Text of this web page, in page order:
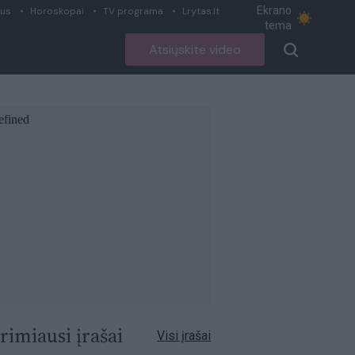
Horoskopai TV programa Lrytas.lt
Ekrano
tema
Atsiųskite video
įrašai Visi įrašai